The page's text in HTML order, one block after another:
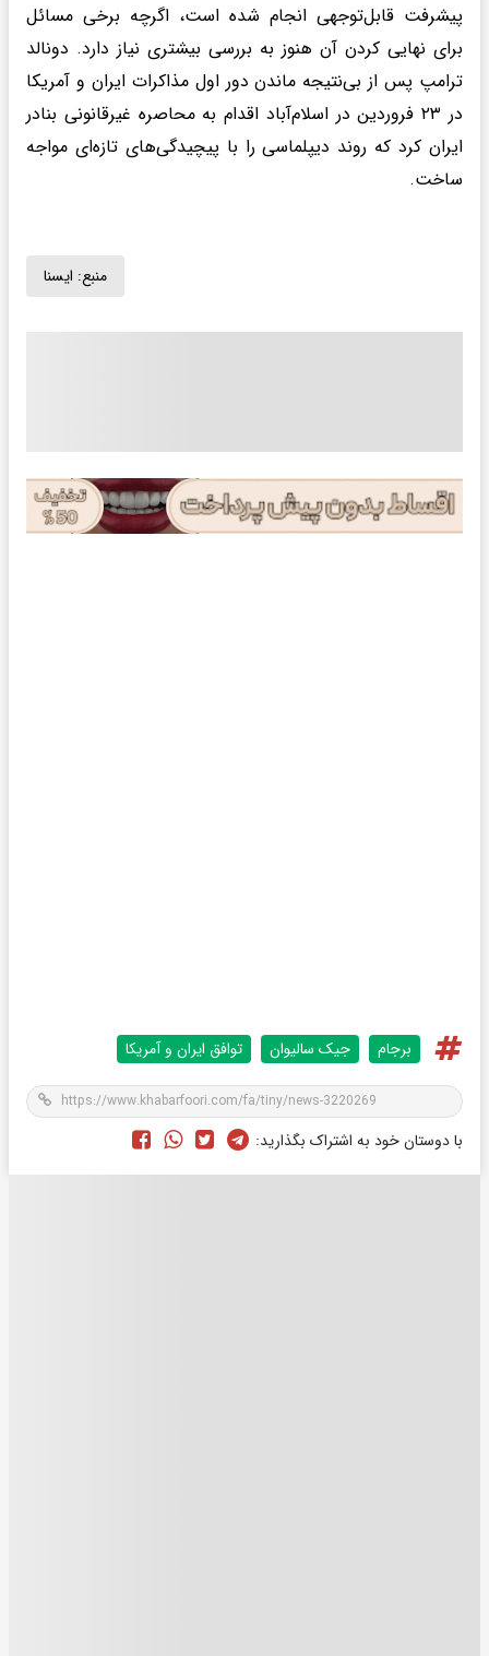
پیشرفت قابل‌توجهی انجام شده است، اگرچه برخی مسائل
برای نهایی کردن آن هنوز به بررسی بیشتری نیاز دارد. دونالد
ترامپ پس از بی‌نتیجه ماندن دور اول مذاکرات ایران و آمریکا
در ۲۳ فروردین در اسلام‌آباد اقدام به محاصره غیرقانونی بنادر
ایران کرد که روند دیپلماسی را با پیچیدگی‌های تازه‌ای مواجه
ساخت.
منبع: ايسنا
برجام جیک سالیوان توافق ایران و آمریکا
با دوستان خود به اشتراک بگذارید: